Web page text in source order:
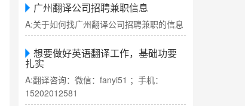
广州翻译公司招聘兼职信息
A:关于如何找广州翻译公司招聘兼职的信息
想要做好英语翻译工作，基础功要
扎实
A:翻译咨询：微信：fanyi51 ；手机：
15202012581